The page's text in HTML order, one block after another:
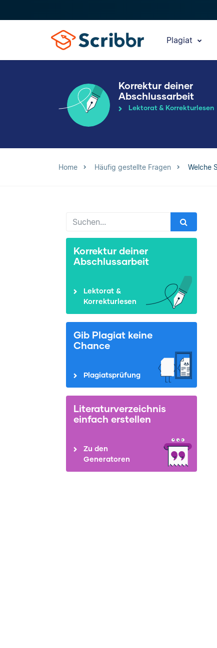
Plagiat
Korrektur deiner
Abschlussarbeit
Lektorat & Korrekturlesen
Home Häufig gestellte Fragen Welche
Korrektur deiner
Abschlussarbeit
Lektorat &
Korrekturlesen
Gib Plagiat keine
Chance
Plagiatsprüfung
Literaturverzeichnis
einfach erstellen
Zu den
Generatoren